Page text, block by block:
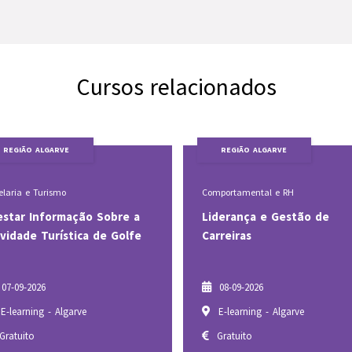
Cursos relacionados
REGIÃO ALGARVE
e RH
e Gestão de
08-09-2026
E-learning - Algarve
Gratuito
REGIÃO ALGARVE
Hotelaria e Turismo
Aconselhar Vinhos e
o Cliente na Escolha
08-09-2026
Dual Portimão (presencial)
Gratuito